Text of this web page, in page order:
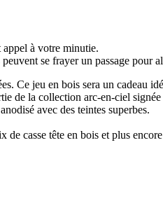
appel à votre minutie.
se frayer un passage pour
Ce jeu en bois sera un cadeau
de la collection arc-en-ciel
avec des teintes superbes.
de casse tête en bois et plus